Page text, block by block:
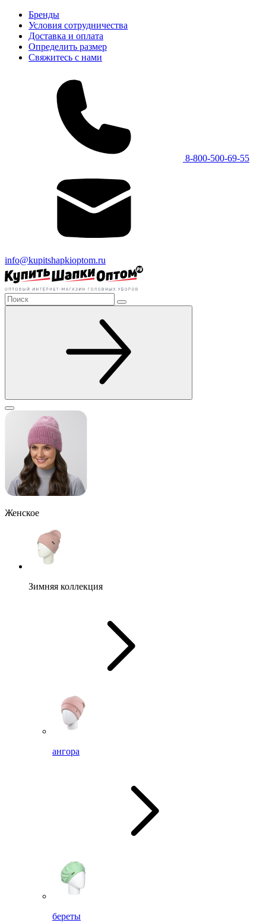
Бренды
Условия сотрудничества
Доставка и оплата
Определить размер
Свяжитесь с нами
8-800-500-69-55
info@kupitshapkioptom.ru
Женское
Зимняя коллекция
ангора
береты